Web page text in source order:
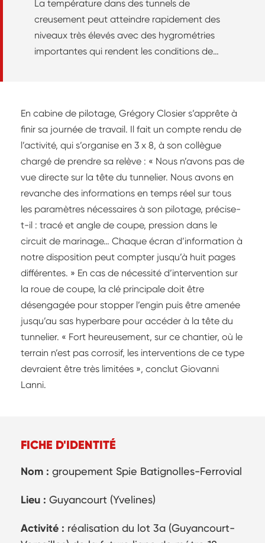
La température dans des tunnels de
creusement peut atteindre rapidement des
niveaux très élevés avec des hygrométries
importantes qui rendent les conditions de
cette problématique.
En cabine de pilotage, Grégory Closier s’apprête à
finir sa journée de travail. Il fait un compte rendu de
l’activité, qui s’organise en 3 x 8, à son collègue
chargé de prendre sa relève : « Nous n’avons pas de
vue directe sur la tête du tunnelier. Nous avons en
revanche des informations en temps réel sur tous
les paramètres nécessaires à son pilotage, précise-
t-il : tracé et angle de coupe, pression dans le
circuit de marinage… Chaque écran d’information à
notre disposition peut compter jusqu’à huit pages
différentes. » En cas de nécessité d’intervention sur
la roue de coupe, la clé principale doit être
désengagée pour stopper l’engin puis être amenée
jusqu’au sas hyperbare pour accéder à la tête du
tunnelier. « Fort heureusement, sur ce chantier, où le
terrain n’est pas corrosif, les interventions de ce type
devraient être très limitées », conclut Giovanni
Lanni.
FICHE D'IDENTITÉ
Nom : groupement Spie Batignolles-Ferrovial
Lieu : Guyancourt (Yvelines)
Activité : réalisation du lot 3a (Guyancourt-